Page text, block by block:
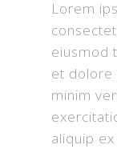
Lorem
eiusmod
et dolore
minim
aliquip